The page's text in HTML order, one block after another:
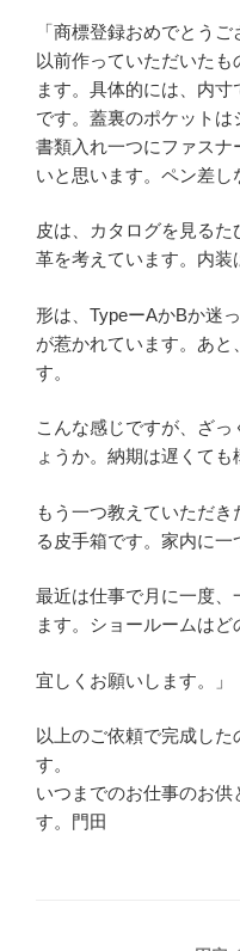
「商標登録おめでとうご
以前作っていただいた
ます。具体的には、内
です。蓋裏のポケットは
書類入れ一つにファスナ
いと思います。ペン差し
皮は、カタログを見る
革を考えています。内装
形は、TypeーAかBか迷
が惹かれています。あ
す。
こんな感じですが、ざ
ょうか。納期は遅くても
もう一つ教えていただ
る皮手箱です。家内に一
最近は仕事で月に一度
ます。ショールームは
宜しくお願いします。」
以上のご依頼で完成し
す。
いつまでのお仕事のお
す。門田